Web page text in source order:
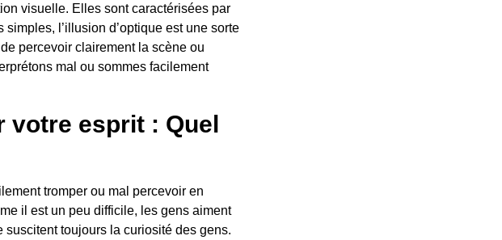
visuelle. Elles sont caractérisées par
l’illusion d’optique est une sorte
percevoir clairement la scène ou
mal ou sommes facilement
votre esprit : Quel
tromper ou mal percevoir en
il est un peu difficile, les gens aiment
suscitent toujours la curiosité des gens.